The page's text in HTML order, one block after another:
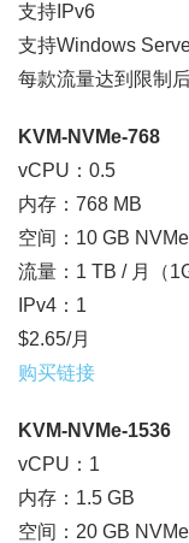
支持IPv6
支持Windows
每款流量达到限制
KVM-NVMe-768
vCPU：0.5
内存：768 MB
空间：10 GB NVMe
流量：1 TB / 月（
IPv4：1
$2.65/月
购买链接
KVM-NVMe-1536
vCPU：1
内存：1.5 GB
空间：20 GB NVMe